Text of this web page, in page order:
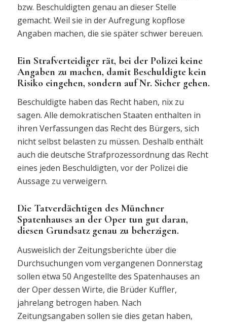
bzw. Beschuldigten genau an dieser Stelle
gemacht. Weil sie in der Aufregung kopflose
Angaben machen, die sie später schwer bereuen.
Ein Strafverteidiger rät, bei der Polizei keine
Angaben zu machen, damit Beschuldigte kein
Risiko eingehen, sondern auf Nr. Sicher gehen.
Beschuldigte haben das Recht haben, nix zu
sagen. Alle demokratischen Staaten enthalten in
ihren Verfassungen das Recht des Bürgers, sich
nicht selbst belasten zu müssen. Deshalb enthält
auch die deutsche Strafprozessordnung das Recht
eines jeden Beschuldigten, vor der Polizei die
Aussage zu verweigern.
Die Tatverdächtigen des Münchner
Spatenhauses an der Oper tun gut daran,
diesen Grundsatz genau zu beherzigen.
Ausweislich der Zeitungsberichte über die
Durchsuchungen vom vergangenen Donnerstag
sollen etwa 50 Angestellte des Spatenhauses an
der Oper dessen Wirte, die Brüder Kuffler,
jahrelang betrogen haben. Nach
Zeitungsangaben sollen sie dies getan haben,